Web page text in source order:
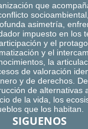
que
asimetría,
impuesto en los
y el
y el
la
de valoración
y de derechos.
de alternativas
de la vida, los
que los habitan.
SIGUENOS